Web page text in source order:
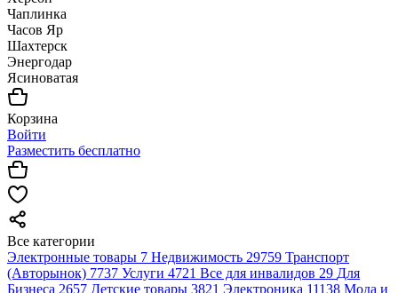
Чаплинка
Часов Яр
Шахтерск
Энергодар
Ясиноватая
Корзина
Войти
Разместить бесплатно
Все категории
Электронные товары 7 Недвижимость 29759 Транспорт
(Авторынок) 7737 Услуги 4721 Все для инвалидов 29 Для
Бизнеса 2657 Детские товары 3821 Электроника 11138 Мода и